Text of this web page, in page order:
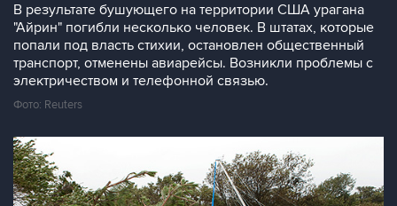
В результате бушующего на территории США урагана
"Айрин" погибли несколько человек. В штатах, которые
попали под власть стихии, остановлен общественный
транспорт, отменены авиарейсы. Возникли проблемы с
электричеством и телефонной связью.
Фото: Reuters